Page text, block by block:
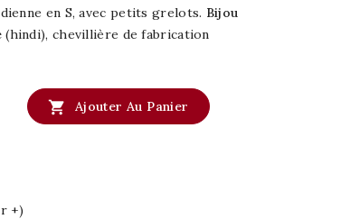
en S, avec petits grelots. Bijou
(hindi), chevillière de fabrication
 Ajouter Au Panier
+)